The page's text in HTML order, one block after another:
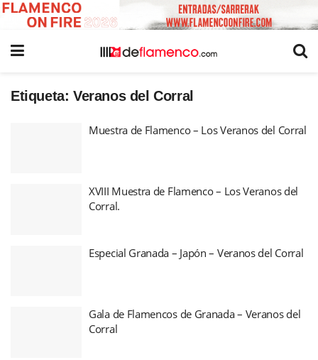
Etiqueta: Veranos del Corral
Muestra de Flamenco – Los Veranos del Corral
XVIII Muestra de Flamenco – Los Veranos del
Corral.
Especial Granada – Japón – Veranos del Corral
Gala de Flamencos de Granada – Veranos del
Corral